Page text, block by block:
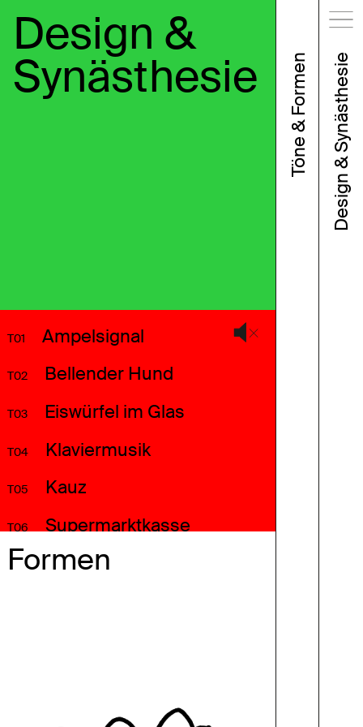
Design &
Synästhesie Design & Synästhesie
Töne & Formen
T01 Ampelsignal
T02 Bellender Hund
T03 Eiswürfel im Glas
T04 Klaviermusik
T05 Kauz
T06 Supermarktkasse
T07 Motorrad
Menschenmenge
Formen